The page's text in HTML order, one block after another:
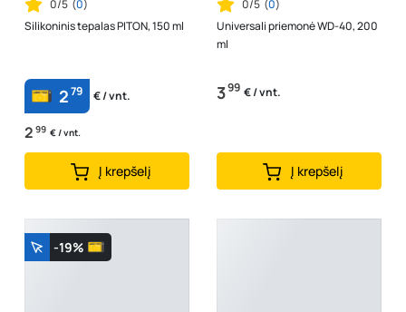
0/5 (0)
Silikoninis tepalas PITON, 150 ml
279 € / vnt.
2 99 € / vnt.
Į krepšelį
0/5 (0)
Universali priemonė WD-40, 200
ml
399 € / vnt.
Į krepšelį
-19%